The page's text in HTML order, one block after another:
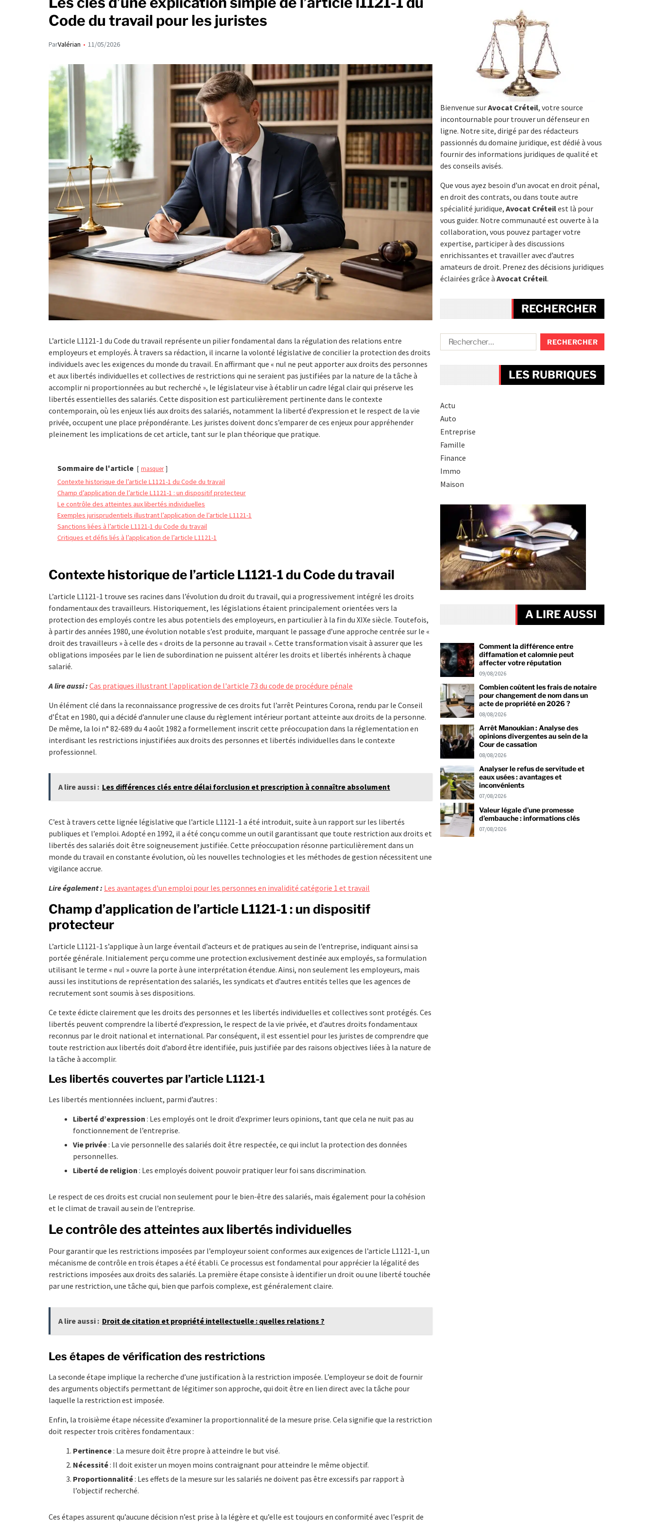
Code du travail pour les juristes
ParValérian 11/05/2026
L’article L1121-1 du Code du travail représente un pilier fondamental dans la régulation des relations entre
employeurs et employés. À travers sa rédaction, il incarne la volonté législative de concilier la protection des droits
individuels avec les exigences du monde du travail. En affirmant que « nul ne peut apporter aux droits des personnes
et aux libertés individuelles et collectives de restrictions qui ne seraient pas justifiées par la nature de la tâche à
accomplir ni proportionnées au but recherché », le législateur vise à établir un cadre légal clair qui préserve les
libertés essentielles des salariés. Cette disposition est particulièrement pertinente dans le contexte
contemporain, où les enjeux liés aux droits des salariés, notamment la liberté d’expression et le respect de la vie
privée, occupent une place prépondérante. Les juristes doivent donc s’emparer de ces enjeux pour appréhender
pleinement les implications de cet article, tant sur le plan théorique que pratique.
Sommaire de l'article masquer
Contexte historique de l’article L1121-1 du Code du travail
Champ d’application de l’article L1121-1 : un dispositif protecteur
Le contrôle des atteintes aux libertés individuelles
Exemples jurisprudentiels illustrant l’application de l’article L1121-1
Sanctions liées à l’article L1121-1 du Code du travail
Critiques et défis liés à l’application de l’article L1121-1
Contexte historique de l’article L1121-1 du Code du travail
L’article L1121-1 trouve ses racines dans l’évolution du droit du travail, qui a progressivement intégré les droits
fondamentaux des travailleurs. Historiquement, les législations étaient principalement orientées vers la
protection des employés contre les abus potentiels des employeurs, en particulier à la fin du XIXe siècle. Toutefois,
à partir des années 1980, une évolution notable s’est produite, marquant le passage d’une approche centrée sur le «
droit des travailleurs » à celle des « droits de la personne au travail ». Cette transformation visait à assurer que les
obligations imposées par le lien de subordination ne puissent altérer les droits et libertés inhérents à chaque
salarié.
A lire aussi : Cas pratiques illustrant l'application de l'article 73 du code de procédure pénale
Un élément clé dans la reconnaissance progressive de ces droits fut l’arrêt Peintures Corona, rendu par le Conseil
d’État en 1980, qui a décidé d’annuler une clause du règlement intérieur portant atteinte aux droits de la personne.
De même, la loi n° 82-689 du 4 août 1982 a formellement inscrit cette préoccupation dans la réglementation en
interdisant les restrictions injustifiées aux droits des personnes et libertés individuelles dans le contexte
professionnel.
A lire aussi : Les différences clés entre délai forclusion et prescription à connaître absolument
C’est à travers cette lignée législative que l’article L1121-1 a été introduit, suite à un rapport sur les libertés
publiques et l’emploi. Adopté en 1992, il a été conçu comme un outil garantissant que toute restriction aux droits et
libertés des salariés doit être soigneusement justifiée. Cette préoccupation résonne particulièrement dans un
monde du travail en constante évolution, où les nouvelles technologies et les méthodes de gestion nécessitent une
vigilance accrue.
Lire également : Les avantages d'un emploi pour les personnes en invalidité catégorie 1 et travail
Champ d’application de l’article L1121-1 : un dispositif
protecteur
L’article L1121-1 s’applique à un large éventail d’acteurs et de pratiques au sein de l’entreprise, indiquant ainsi sa
portée générale. Initialement perçu comme une protection exclusivement destinée aux employés, sa formulation
utilisant le terme « nul » ouvre la porte à une interprétation étendue. Ainsi, non seulement les employeurs, mais
aussi les institutions de représentation des salariés, les syndicats et d’autres entités telles que les agences de
recrutement sont soumis à ses dispositions.
Ce texte édicte clairement que les droits des personnes et les libertés individuelles et collectives sont protégés. Ces
libertés peuvent comprendre la liberté d’expression, le respect de la vie privée, et d’autres droits fondamentaux
reconnus par le droit national et international. Par conséquent, il est essentiel pour les juristes de comprendre que
toute restriction aux libertés doit d’abord être identifiée, puis justifiée par des raisons objectives liées à la nature de
la tâche à accomplir.
Les libertés couvertes par l’article L1121-1
Les libertés mentionnées incluent, parmi d’autres :
Liberté d’expression : Les employés ont le droit d’exprimer leurs opinions, tant que cela ne nuit pas au
fonctionnement de l’entreprise.
Vie privée: La vie personnelle des salariés doit être respectée, ce qui inclut la protection des données
personnelles.
Liberté de religion : Les employés doivent pouvoir pratiquer leur foi sans discrimination.
Le respect de ces droits est crucial non seulement pour le bien-être des salariés, mais également pour la cohésion
et le climat de travail au sein de l’entreprise.
Le contrôle des atteintes aux libertés individuelles
Pour garantir que les restrictions imposées par l’employeur soient conformes aux exigences de l’article L1121-1, un
mécanisme de contrôle en trois étapes a été établi. Ce processus est fondamental pour apprécier la légalité des
restrictions imposées aux droits des salariés. La première étape consiste à identifier un droit ou une liberté touchée
par une restriction, une tâche qui, bien que parfois complexe, est généralement claire.
A lire aussi : Droit de citation et propriété intellectuelle : quelles relations ?
Les étapes de vérification des restrictions
La seconde étape implique la recherche d’une justification à la restriction imposée. L’employeur se doit de fournir
des arguments objectifs permettant de légitimer son approche, qui doit être en lien direct avec la tâche pour
laquelle la restriction est imposée.
Enfin, la troisième étape nécessite d’examiner la proportionnalité de la mesure prise. Cela signifie que la restriction
doit respecter trois critères fondamentaux :
Pertinence: La mesure doit être propre à atteindre le but visé.
Nécessité: Il doit exister un moyen moins contraignant pour atteindre le même objectif.
Proportionnalité: Les effets de la mesure sur les salariés ne doivent pas être excessifs par rapport à
l’objectif recherché.
Ces étapes assurent qu’aucune décision n’est prise à la légère et qu’elle est toujours en conformité avec l’esprit de
Bienvenue surAvocat Créteil, votre source
incontournable pour trouver un défenseur en
ligne. Notre site, dirigé par des rédacteurs
passionnés du domaine juridique, est dédié à vous
fournir des informations juridiques de qualité et
des conseils avisés.
Que vous ayez besoin d’un avocat en droit pénal,
en droit des contrats, ou dans toute autre
spécialité juridique, Avocat Créteilest là pour
vous guider. Notre communauté est ouverte à la
collaboration, vous pouvez partager votre
expertise, participer à des discussions
enrichissantes et travailler avec d’autres
amateurs de droit. Prenez des décisions juridiques
éclairées grâce à Avocat Créteil.
RECHERCHER
LES RUBRIQUES
Actu
Auto
Entreprise
Famille
Finance
Immo
Maison
A LIRE AUSSI
Comment la différence entre
diffamation et calomnie peut
affecter votre réputation
09/08/2026
Combien coûtent les frais de notaire
pour changement de nom dans un
acte de propriété en 2026 ?
08/08/2026
Arrêt Manoukian : Analyse des
opinions divergentes au sein de la
Cour de cassation
08/08/2026
Analyser le refus de servitude et
eaux usées : avantages et
inconvénients
07/08/2026
Valeur légale d’une promesse
d’embauche : informations clés
07/08/2026